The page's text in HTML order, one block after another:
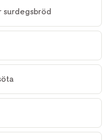
surdegsbröd